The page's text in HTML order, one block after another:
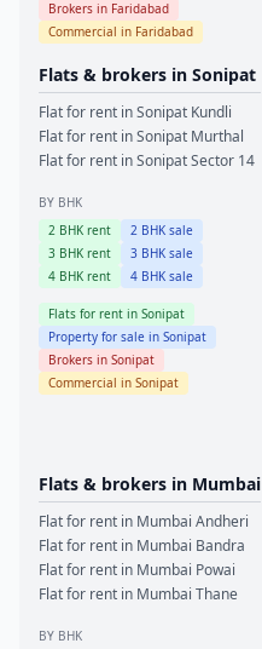
Brokers in Faridabad
Commercial in Faridabad
Flats & brokers in Sonipat
Flat for rent inSonipat Kundli
Flat for rent inSonipat Murthal
Flat for rent inSonipatSector 14
BY BHK
2 BHK rent 2 BHK sale
3 BHK rent 3 BHK sale
4 BHK rent 4 BHK sale
Flats for rent in Sonipat
Property for sale in Sonipat
Brokers in Sonipat
Commercial in Sonipat
Flats & brokers in Mumbai
Flat for rent in Mumbai Andheri
Flat for rent in Mumbai Bandra
Flat for rent in Mumbai Powai
Flat for rent in Mumbai Thane
BY BHK